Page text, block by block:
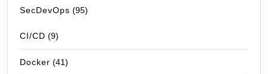
SecDevOps (95)
CI/CD (9)
Docker (41)